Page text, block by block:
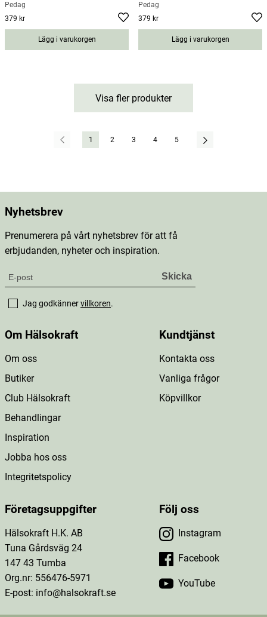
Pedag
Pris:
379 kr
Lägg i varukorgen
Pedag
Pris:
379 kr
Lägg i varukorgen
Visa fler produkter
1 2 3 4 5
Nyhetsbrev
Prenumerera på vårt nyhetsbrev för att få
erbjudanden, nyheter och inspiration.
Jag godkännervillkoren.
Om Hälsokraft
Om oss
Butiker
Club Hälsokraft
Behandlingar
Inspiration
Jobba hos oss
Integritetspolicy
Kundtjänst
Kontakta oss
Vanliga frågor
Köpvillkor
Företagsuppgifter
Hälsokraft H.K. AB
Tuna Gårdsväg 24
147 43 Tumba
Org.nr: 556476-5971
E-post: info@halsokraft.se
Följ oss
Instagram
Facebook
YouTube